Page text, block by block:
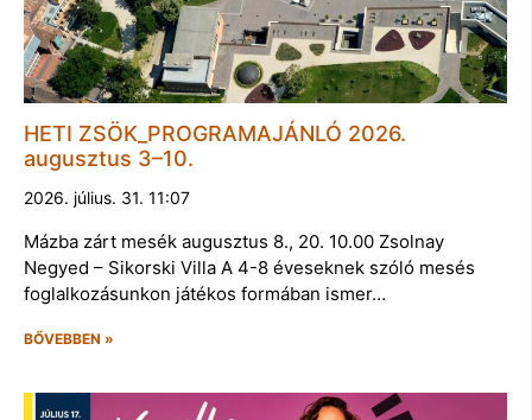
HETI ZSÖK_PROGRAMAJÁNLÓ 2026.
augusztus 3–10.
2026. július. 31. 11:07
Mázba zárt mesék augusztus 8., 20. 10.00 Zsolnay
Negyed – Sikorski Villa A 4-8 éveseknek szóló mesés
foglalkozásunkon játékos formában ismer…
BŐVEBBEN »